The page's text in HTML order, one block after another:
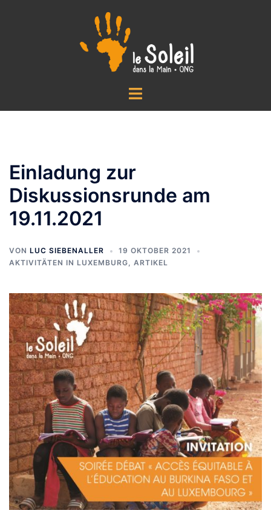
Menü
Einladung zur
Diskussionsrunde am
19.11.2021
VON LUC SIEBENALLER
19 OKTOBER 2021
AKTIVITÄTEN IN LUXEMBURG, ARTIKEL